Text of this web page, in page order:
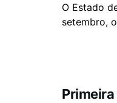
O Estado
setembro,